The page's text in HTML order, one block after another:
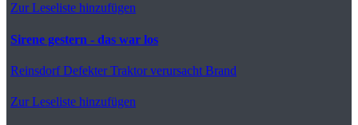
Zur Leseliste hinzufügen
Sirene gestern - das war los
ReinsdorfDefekter Traktor verursacht Brand
Zur Leseliste hinzufügen